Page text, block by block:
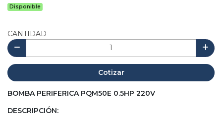
Disponible
CANTIDAD
Cotizar
BOMBA PERIFERICA PQM50E 0.5HP 220V
DESCRIPCIÓN: